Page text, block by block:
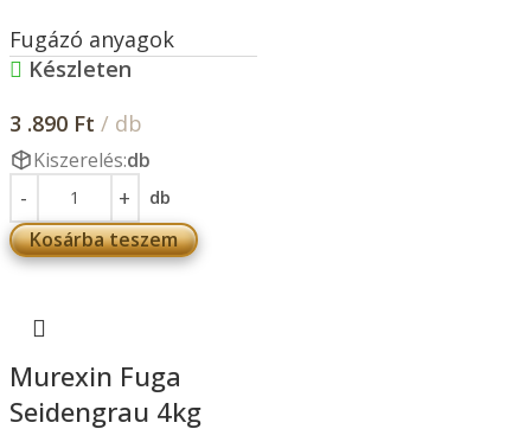
Fugázó anyagok
Készleten
3 .890 Ft / db
Kiszerelés:db
db
Kosárba teszem
Murexin Fuga
Seidengrau 4kg